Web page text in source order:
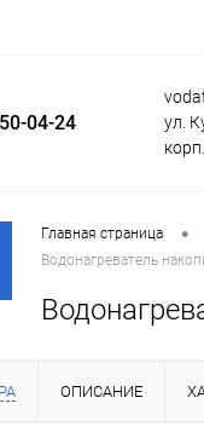
04-24
ул.
Главная страница •
Водонагреватель
ОПИСАНИЕ